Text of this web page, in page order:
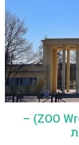
גן החיות של ורוצלב (ZOO Wrocław) –